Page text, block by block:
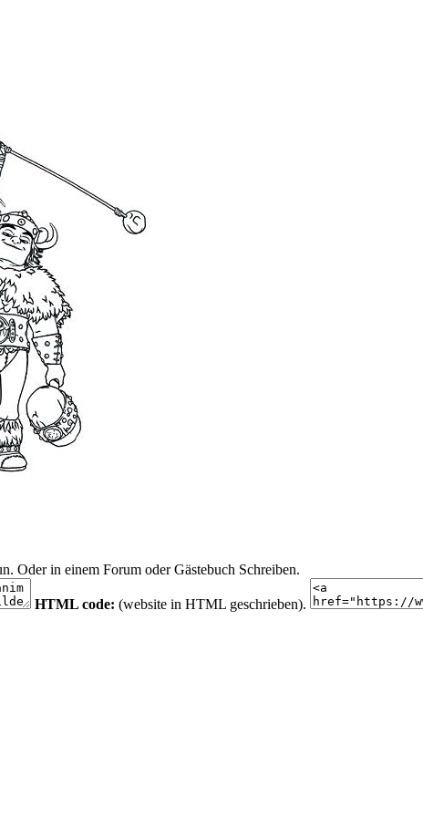
Oder in einem Forum oder Gästebuch Schreiben.
HTML code: (website in HTML geschrieben).